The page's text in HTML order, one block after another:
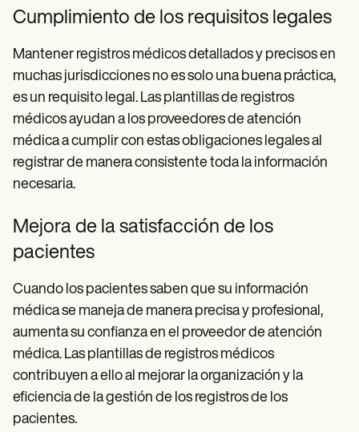
Cumplimiento de los requisitos legales
Mantener registros médicos detallados y precisos en
muchas jurisdicciones no es solo una buena práctica,
es un requisito legal. Las plantillas de registros
médicos ayudan a los proveedores de atención
médica a cumplir con estas obligaciones legales al
registrar de manera consistente toda la información
necesaria.
Mejora de la satisfacción de los
pacientes
Cuando los pacientes saben que su información
médica se maneja de manera precisa y profesional,
aumenta su confianza en el proveedor de atención
médica. Las plantillas de registros médicos
contribuyen a ello al mejorar la organización y la
eficiencia de la gestión de los registros de los
pacientes.